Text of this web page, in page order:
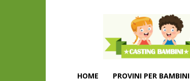
Casting
e
provini
per
bambini
e
HOME PROVINI PER BAMBINI